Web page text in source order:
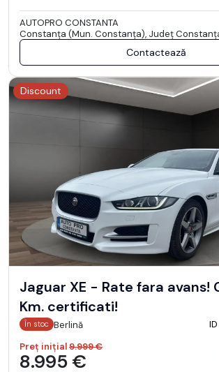
AUTOPRO CONSTANTA
Constanţa (Mun. Constanţa), Județ
Contactează
Discount
Jaguar XE - Rate fara avans!
Km. certificati!
În stoc Berlină
Preț inițial9.999 €
8.995 €